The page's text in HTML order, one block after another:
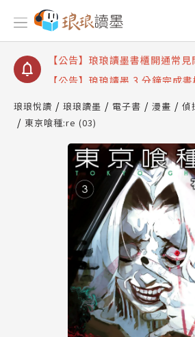
【公告】琅琅讀墨數位閱讀資
【公告】琅琅讀墨書櫃開通常見
【公告】琅琅讀墨 3 分鐘完成
請圖文教學
查詢
【公告】琅琅讀墨數位閱讀資產
琅琅悅讀 琅琅讀墨 電子書 漫畫
偵
東京喰種:re (03)